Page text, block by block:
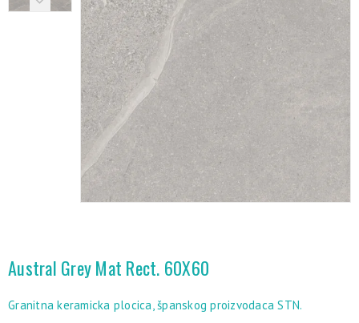
Austral Grey Mat Rect. 60X60
Granitna keramicka plocica, španskog proizvodaca STN.